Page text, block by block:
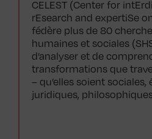
CELEST (Center for
rEsearch and expertiSe
fédère plus de 80
humaines et sociales
d’analyser et de
transformations que
– qu’elles soient
juridiques,